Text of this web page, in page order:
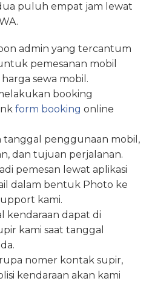
puluh empat jam lewat
admin yang tercantum
pemesanan mobil
sewa mobil.
booking
form booking online
tanggal penggunaan mobil,
dan tujuan perjalanan.
pemesan lewat aplikasi
dalam bentuk Photo ke
kami.
kendaraan dapat di
kami saat tanggal
nomer kontak supir,
kendaraan akan kami